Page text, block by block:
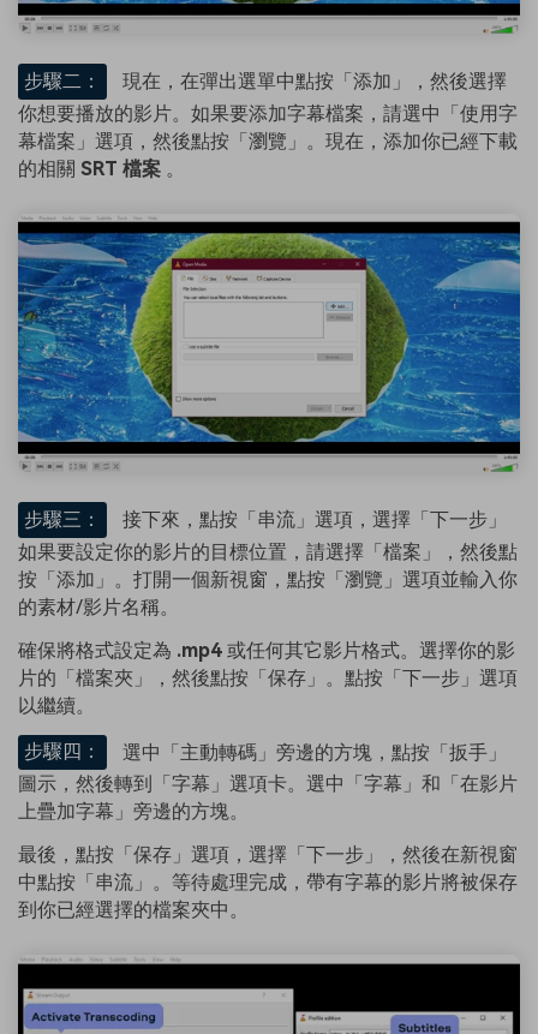
步驟二：
現在，在彈出選單中點按「添加」，然後選擇
你想要播放的影片。如果要添加字幕檔案，請選中「使用字
幕檔案」選項，然後點按「瀏覽」。現在，添加你已經下載
的相關 SRT 檔案 。
步驟三：
接下來，點按「串流」選項，選擇「下一步」
如果要設定你的影片的目標位置，請選擇「檔案」，然後點
按「添加」。打開一個新視窗，點按「瀏覽」選項並輸入你
的素材/影片名稱。
確保將格式設定為 .mp4 或任何其它影片格式。選擇你的影
片的「檔案夾」，然後點按「保存」。點按「下一步」選項
以繼續。
步驟四：
選中「主動轉碼」旁邊的方塊，點按「扳手」
圖示，然後轉到「字幕」選項卡。選中「字幕」和「在影片
上疊加字幕」旁邊的方塊。
最後，點按「保存」選項，選擇「下一步」，然後在新視窗
中點按「串流」。等待處理完成，帶有字幕的影片將被保存
到你已經選擇的檔案夾中。